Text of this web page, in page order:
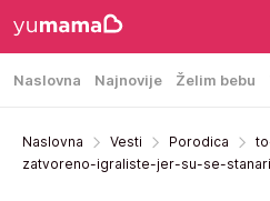
Naslovna Najnovije Želim bebu
Naslovna Vesti Porodica
zatvoreno-igraliste-jer-su-se-stanari